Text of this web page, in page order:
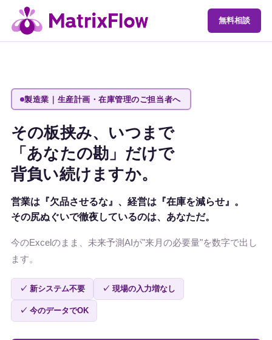
無料相談
製造業｜生産計画・在庫管理のご担当者へ
その板挟み、いつまで
「あなたの勘」だけで
背負い続けますか。
営業は『欠品させるな』、経営は『在庫を減らせ』。
その尻ぬぐいで徹夜しているのは、 あなただ。
今のExcelのまま、未来予測AIが"来月の必要量"を数字で出し
ます。
✓ 新システム不要 ✓ 現場の入力増なし
✓ 今のデータでOK